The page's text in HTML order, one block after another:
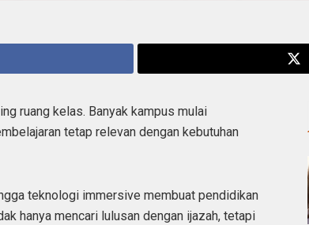
ruang kelas. Banyak kampus mulai
tetap relevan dengan kebutuhan
teknologi immersive membuat pendidikan
hanya mencari lulusan dengan ijazah, tetapi